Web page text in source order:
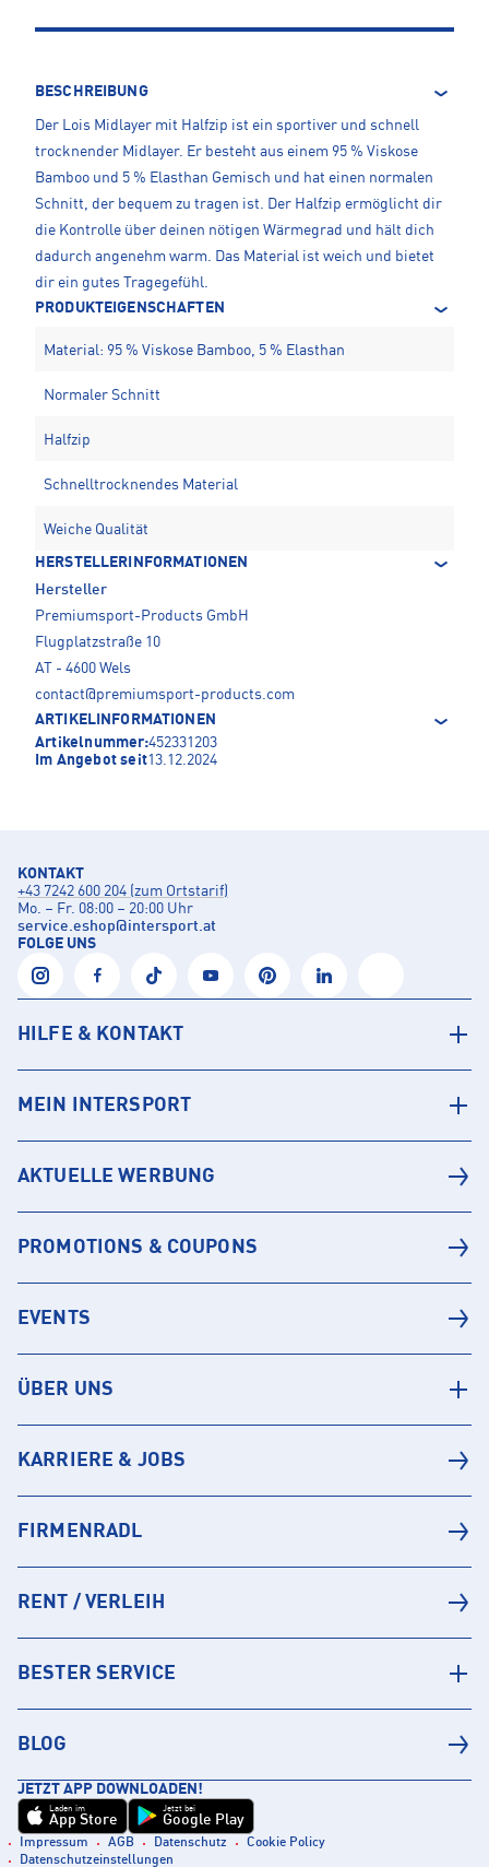
BESCHREIBUNG
Der Lois Midlayer mit Halfzip ist ein sportiver und schnell
trocknender Midlayer. Er besteht aus einem 95 % Viskose
Bamboo und 5 % Elasthan Gemisch und hat einen normalen
Schnitt, der bequem zu tragen ist. Der Halfzip ermöglicht dir
die Kontrolle über deinen nötigen Wärmegrad und hält dich
dadurch angenehm warm. Das Material ist weich und bietet
dir ein gutes Tragegefühl.
PRODUKTEIGENSCHAFTEN
Material: 95 % Viskose Bamboo, 5 % Elasthan
Normaler Schnitt
Halfzip
Schnelltrocknendes Material
Weiche Qualität
HERSTELLERINFORMATIONEN
Hersteller
Premiumsport-Products GmbH
Flugplatzstraße 10
AT - 4600 Wels
contact@premiumsport-products.com
ARTIKELINFORMATIONEN
Artikelnummer:452331203
Im Angebot seit13.12.2024
KONTAKT
+43 7242 600 204 (zum Ortstarif)
Mo. – Fr. 08:00 – 20:00 Uhr
service.eshop@intersport.at
FOLGE UNS
HILFE & KONTAKT
MEIN INTERSPORT
AKTUELLE WERBUNG
PROMOTIONS & COUPONS
EVENTS
ÜBER UNS
KARRIERE & JOBS
FIRMENRADL
RENT / VERLEIH
BESTER SERVICE
BLOG
JETZT APP DOWNLOADEN!
Laden im
App Store
Jetzt bei
Google Play
Impressum AGB Datenschutz
Cookie Policy
Datenschutzeinstellungen